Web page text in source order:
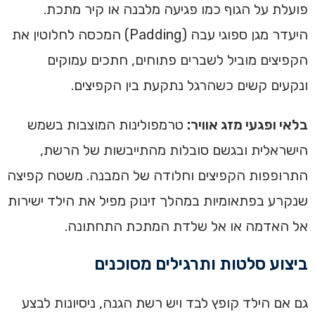
פועלת על הגוף כמו פגיעה מלבנה או קיר מתכת.
היעדר מגן ספוגי עבה (Padding) המכסה לחלוטין את
הקפיצים מוביל לשברים פתוחים, חתכים עמוקים
ונקעים קשים כשהרגל נתקעת בין הקפיצים.
בלאי ופגעי מזג אוויר: טרמפולינות המוצבות בשמש
הישראלית ובגשם סובלות מהתייבשות של הרשת,
התרופפות הקפיצים וחלודה של המבנה. משטח קפיצה
שנקרע בפתאומיות במהלך זינוק מפיל את הילד ישירות
אל האדמה או אל שלדת המתכת התחתונה.
ביצוע סלטות ותרגילים מסוכנים
גם אם הילד קופץ לבד ויש רשת הגנה, ניסיונות לבצע